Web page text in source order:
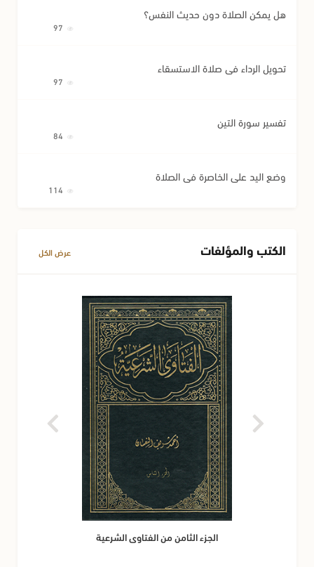
هل يمكن الصلاة دون حديث النفس؟
تحويل الرداء في صلاة الاستسقاء
تفسير سورة التين
وضع اليد على الخاصرة في الصلاة
الكتب والمؤلفات عرض الكل
الجزء الثامن من الفتاوى الشرعية